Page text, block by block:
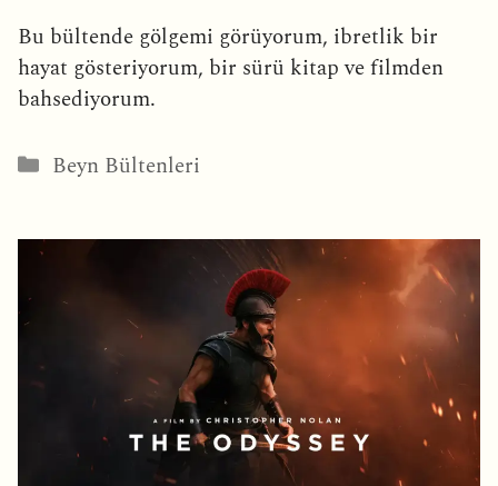
Bu bültende gölgemi görüyorum, ibretlik bir
hayat gösteriyorum, bir sürü kitap ve filmden
bahsediyorum.
Kategoriler
Beyn Bültenleri